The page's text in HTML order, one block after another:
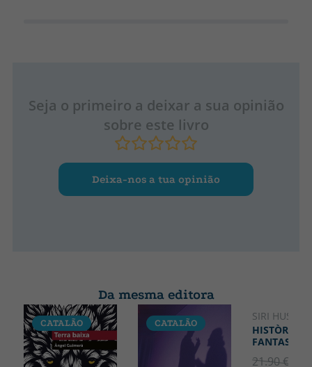
Seja o primeiro a deixar a sua opinião
sobre este livro
Deixa-nos a tua opinião
Da mesma editora
CATALÃO CATALÃO CATALÃO
SIRI
HISTÒRIES
FANTASMES
21.90 €